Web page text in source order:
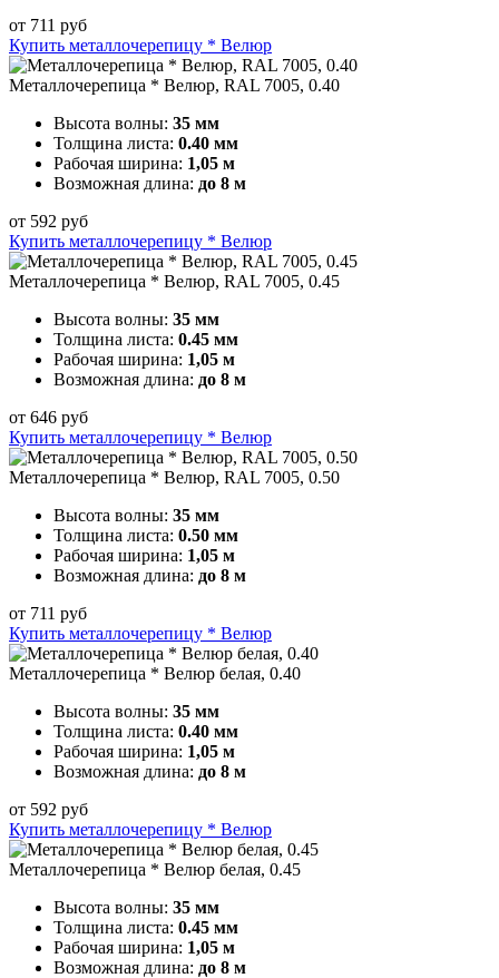
от 711 руб
Купить металлочерепицу * Велюр
Металлочерепица * Велюр, RAL 7005, 0.40
Высота волны: 35 мм
Толщина листа: 0.40 мм
Рабочая ширина: 1,05 м
Возможная длина: до 8 м
от 592 руб
Купить металлочерепицу * Велюр
Металлочерепица * Велюр, RAL 7005, 0.45
Высота волны: 35 мм
Толщина листа: 0.45 мм
Рабочая ширина: 1,05 м
Возможная длина: до 8 м
от 646 руб
Купить металлочерепицу * Велюр
Металлочерепица * Велюр, RAL 7005, 0.50
Высота волны: 35 мм
Толщина листа: 0.50 мм
Рабочая ширина: 1,05 м
Возможная длина: до 8 м
от 711 руб
Купить металлочерепицу * Велюр
Металлочерепица * Велюр белая, 0.40
Высота волны: 35 мм
Толщина листа: 0.40 мм
Рабочая ширина: 1,05 м
Возможная длина: до 8 м
от 592 руб
Купить металлочерепицу * Велюр
Металлочерепица * Велюр белая, 0.45
Высота волны: 35 мм
Толщина листа: 0.45 мм
Рабочая ширина: 1,05 м
Возможная длина: до 8 м